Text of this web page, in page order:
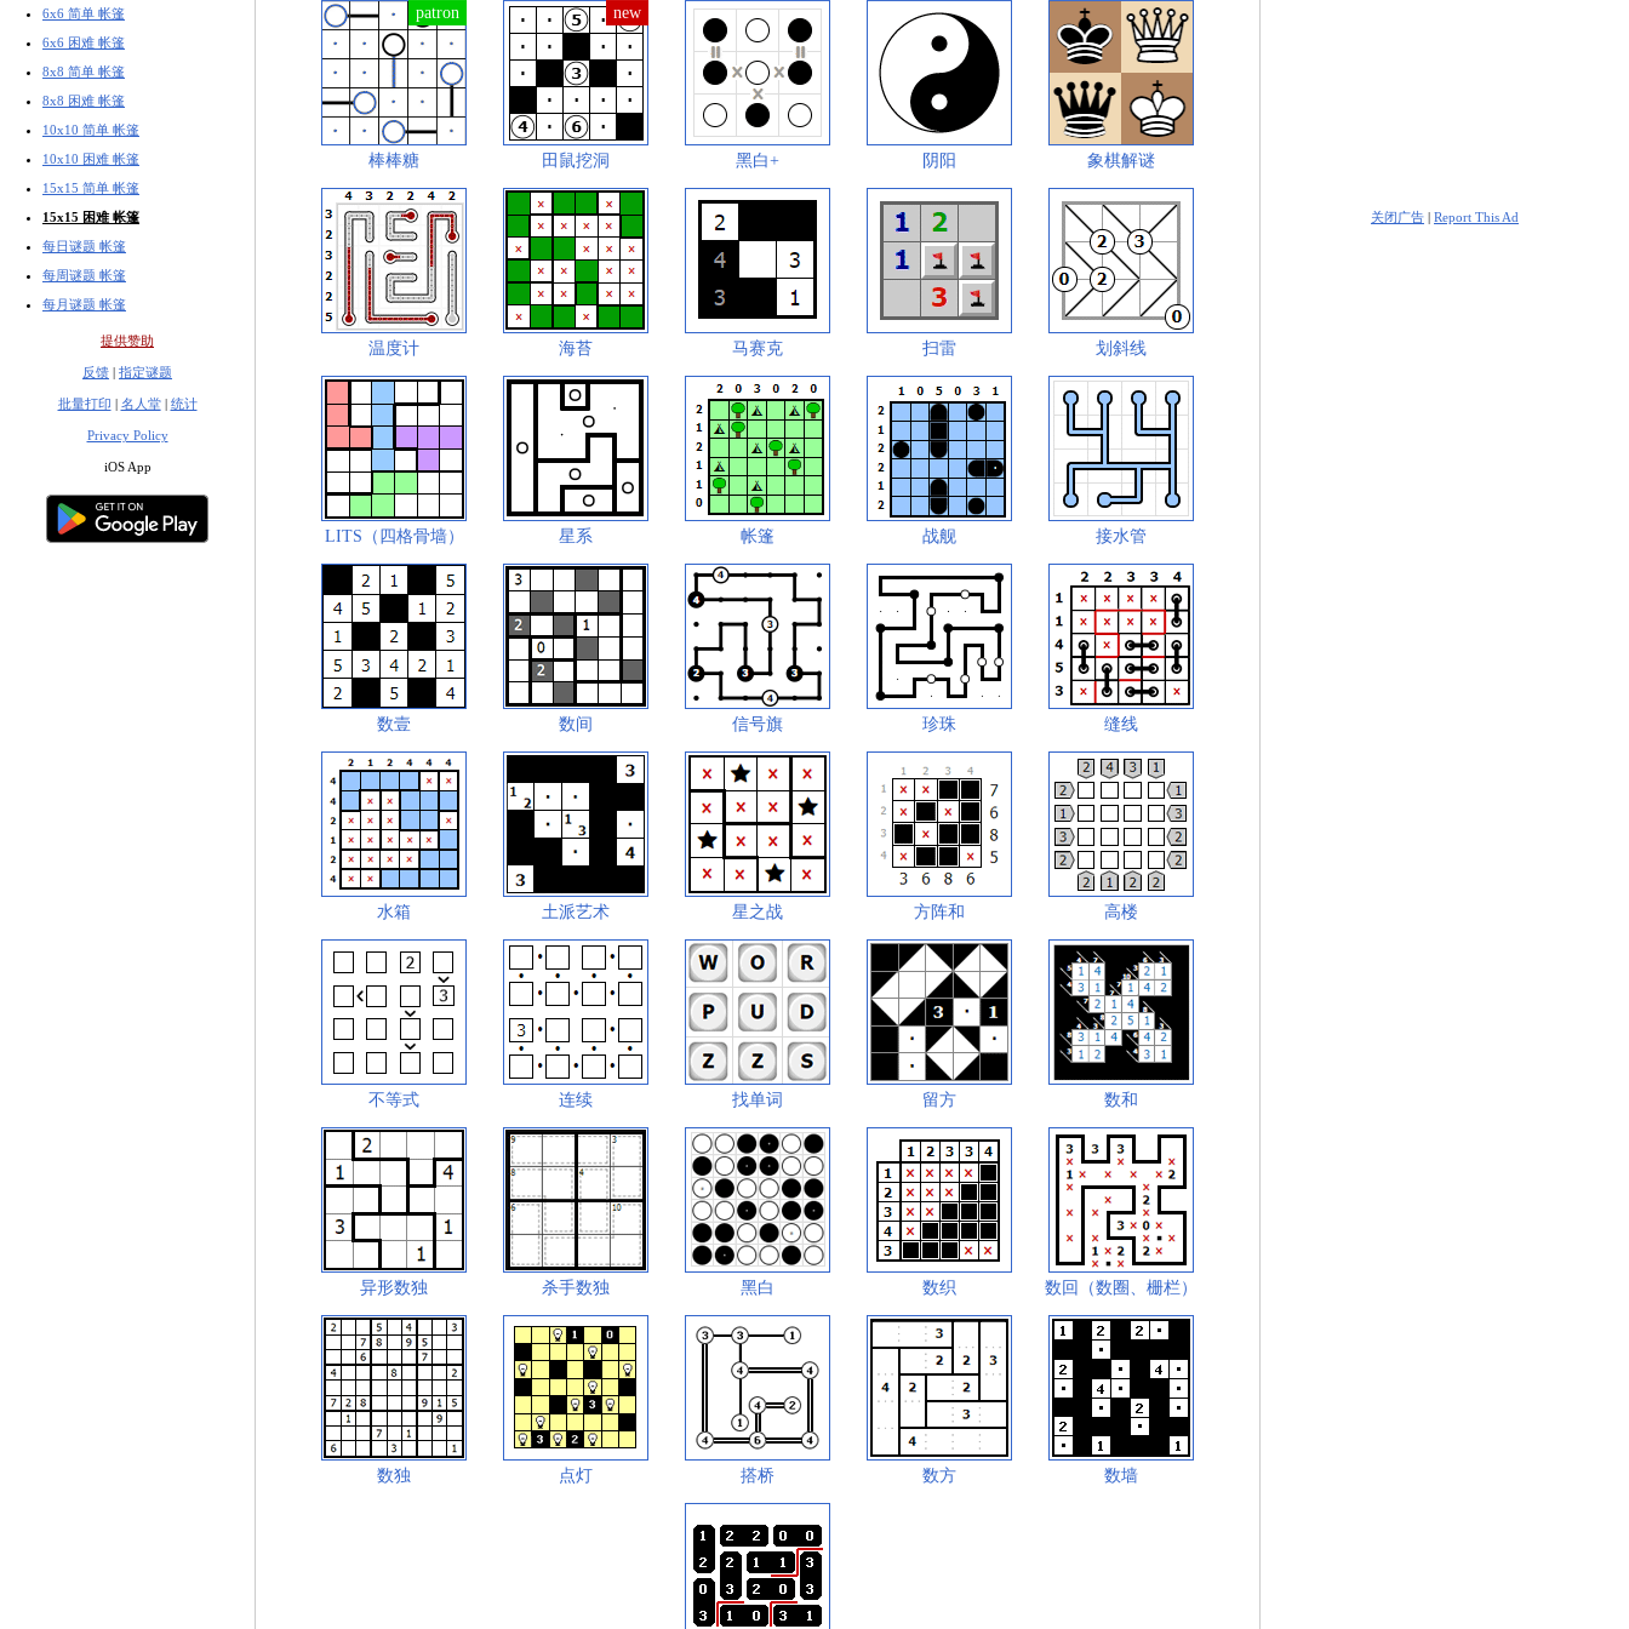
6x6 简单 帐篷
6x6 困难 帐篷
8x8 简单 帐篷
8x8 困难 帐篷
10x10 简单 帐篷
10x10 困难 帐篷
15x15 简单 帐篷
15x15 困难 帐篷
每日谜题 帐篷
每周谜题 帐篷
每月谜题 帐篷
提供赞助
反馈 | 指定谜题
批量打印 | 名人堂| 统计
Privacy Policy
iOS App
棒棒糖 田鼠挖洞 黑白+ 阴阳 象棋解谜
温度计 海苔 马赛克 扫雷 划斜线
LITS（四格骨墙） 星系 帐篷 战舰 接水管
数壹 数间 信号旗 珍珠 缝线
水箱 土派艺术 星之战 方阵和 高楼
不等式 连续 找单词 留方 数和
异形数独 杀手数独 黑白 数织 数回（数圈、栅栏）
数独 点灯 搭桥 数方 数墙
关闭广告 | Report This Ad